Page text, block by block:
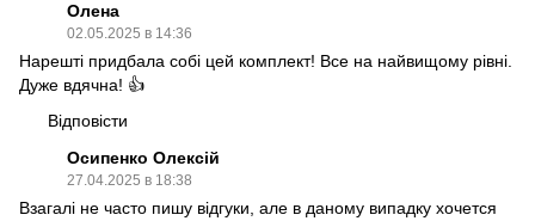
Олена
02.05.2025 в 14:36
Нарешті придбала собі цей комплект! Все на найвищому рівні.
Дуже вдячна! 👍
Відповісти
Осипенко Олексій
27.04.2025 в 18:38
Взагалі не часто пишу відгуки, але в даному випадку хочется